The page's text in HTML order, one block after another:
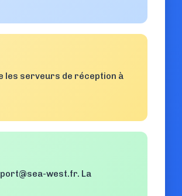
les serveurs de réception à
west.fr. La